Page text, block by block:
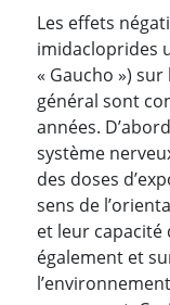
Les effets
imidacloprides
« Gaucho »)
général sont
années.
système
des doses
sens de
et leur
également et